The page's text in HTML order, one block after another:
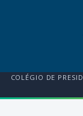
COLÉGIO DE